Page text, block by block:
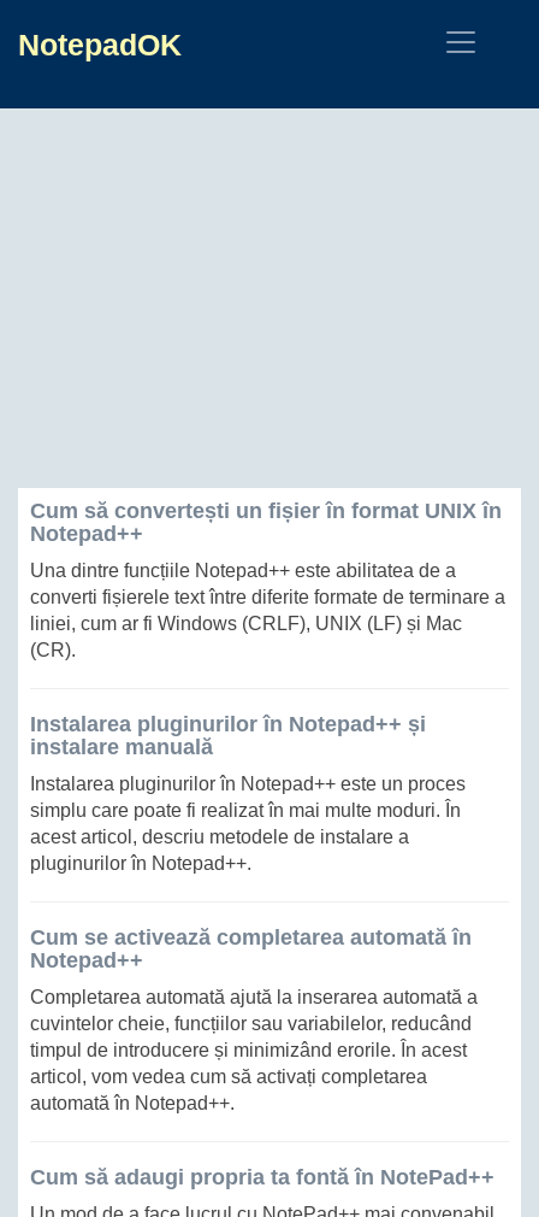
NotepadOK
Cum să convertești un fișier în format UNIX în
Notepad++
Una dintre funcțiile Notepad++ este abilitatea de a
converti fișierele text între diferite formate de terminare a
liniei, cum ar fi Windows (CRLF), UNIX (LF) și Mac
(CR).
Instalarea pluginurilor în Notepad++ și
instalare manuală
Instalarea pluginurilor în Notepad++ este un proces
simplu care poate fi realizat în mai multe moduri. În
acest articol, descriu metodele de instalare a
pluginurilor în Notepad++.
Cum se activează completarea automată în
Notepad++
Completarea automată ajută la inserarea automată a
cuvintelor cheie, funcțiilor sau variabilelor, reducând
timpul de introducere și minimizând erorile. În acest
articol, vom vedea cum să activați completarea
automată în Notepad++.
Cum să adaugi propria ta fontă în NotePad++